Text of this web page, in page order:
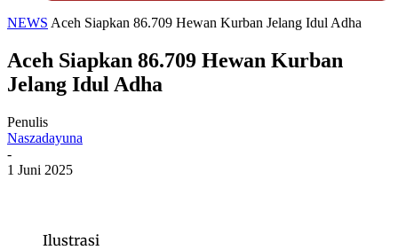
NEWS Aceh Siapkan 86.709 Hewan Kurban Jelang Idul Adha
Aceh Siapkan 86.709 Hewan Kurban
Jelang Idul Adha
Penulis
Naszadayuna
-
1 Juni 2025
Ilustrasi